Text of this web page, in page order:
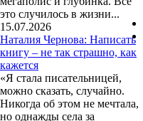
это случилось в жизни...
15.07.2026
Наталия Чернова: Написать
книгу – не так страшно, как
кажется
«Я стала писательницей,
можно сказать, случайно.
Никогда об этом не мечтала,
но однажды села за